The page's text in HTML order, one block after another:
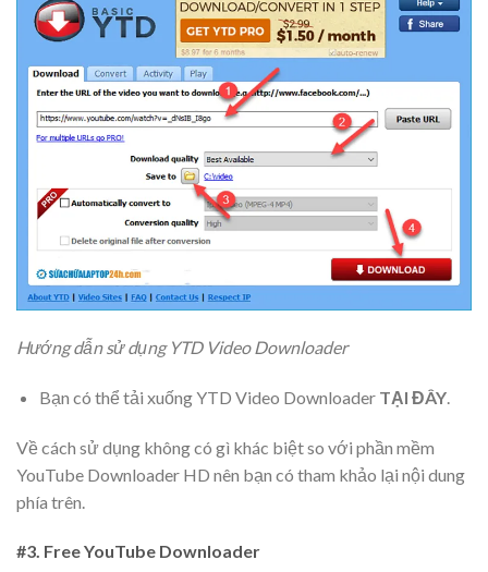
Hướng dẫn sử dụng YTD Video Downloader
Bạn có thể tải xuống YTD Video Downloader TẠI ĐÂY.
Về cách sử dụng không có gì khác biệt so với phần mềm
YouTube Downloader HD nên bạn có tham khảo lại nội dung
phía trên.
#3. Free YouTube Downloader